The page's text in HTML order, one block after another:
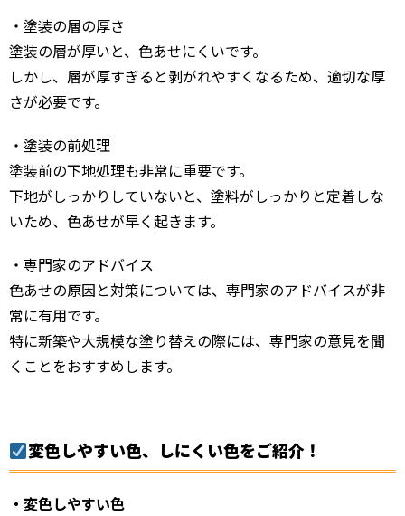
・塗装の層の厚さ
塗装の層が厚いと、色あせにくいです。
しかし、層が厚すぎると剥がれやすくなるため、適切な厚
さが必要です。
・塗装の前処理
塗装前の下地処理も非常に重要です。
下地がしっかりしていないと、塗料がしっかりと定着しな
いため、色あせが早く起きます。
・専門家のアドバイス
色あせの原因と対策については、専門家のアドバイスが非
常に有用です。
特に新築や大規模な塗り替えの際には、専門家の意見を聞
くことをおすすめします。
変色しやすい色、しにくい色をご紹介！
・変色しやすい色